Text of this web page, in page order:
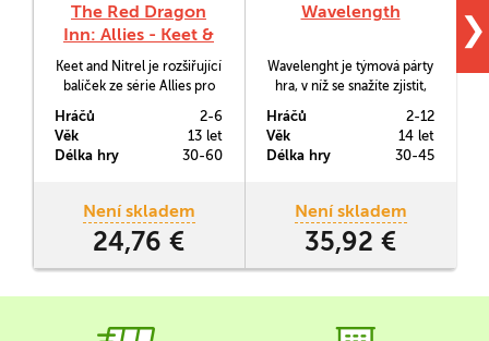
The Red Dragon
Inn: Allies - Keet &
Nitrel
Keet and Nitrel je rozšiřující
balíček ze série Allies pro
Red Dragon Inn. Přináší do
hry dva Gobliny - Keeta a
jeho sestru Nitrel, kteří
prozkoumáváním sklepení s
poklady... a jejich
vyhazováním do povětří.
Hráčů
2-6
Věk
13 let
Délka hry
30-60
Není skladem
24,76 €
Wavelength
Wavelenght je týmová párty
hra, v níž se snažíte zjistit,
terčíku nachází šipka.
Dostanete nápovědní slovo,
které má být zasazeno do
extrémy.
Hráčů
2-12
Věk
14 let
Délka hry
30-45
Není skladem
35,92 €
❯